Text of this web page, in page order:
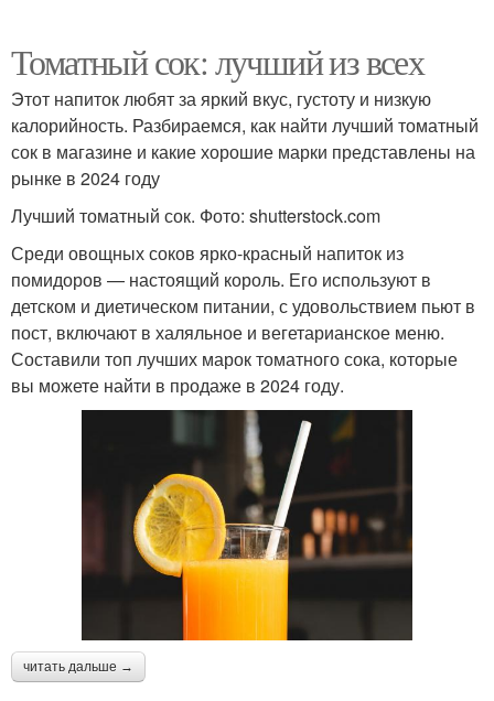
Томатный сок: лучший из всех
Этот напиток любят за яркий вкус, густоту и низкую
калорийность. Разбираемся, как найти лучший томатный
сок в магазине и какие хорошие марки представлены на
рынке в 2024 году
Лучший томатный сок. Фото: shutterstock.com
Среди овощных соков ярко-красный напиток из
помидоров — настоящий король. Его используют в
детском и диетическом питании, с удовольствием пьют в
пост, включают в халяльное и вегетарианское меню.
Составили топ лучших марок томатного сока, которые
вы можете найти в продаже в 2024 году.
читать дальше →